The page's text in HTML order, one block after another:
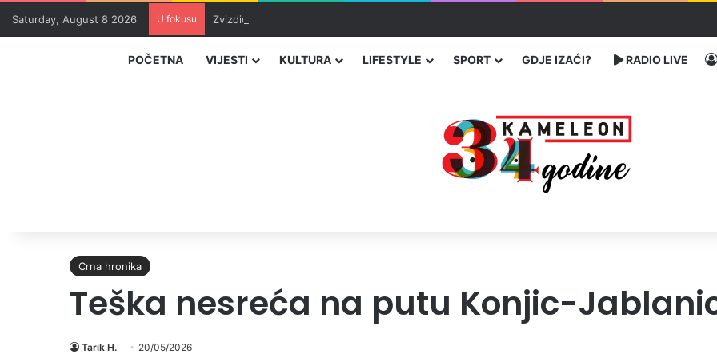
Saturday, August 8 2026 U fokusu Zvizdić, Magazinović i Kojović traže poseban status za Memorijalni centar Srebrenica
POČETNA VIJESTI KULTURA LIFESTYLE SPORT GDJE IZAĆI? RADIO LIVE
Crna hronika
Teška nesreća na putu Konjic-
Tarik H. 20/05/2026